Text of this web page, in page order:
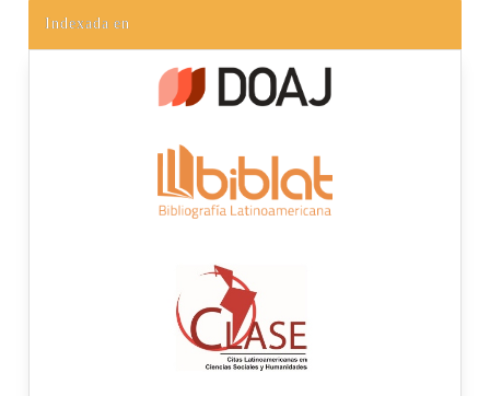
Indexada en